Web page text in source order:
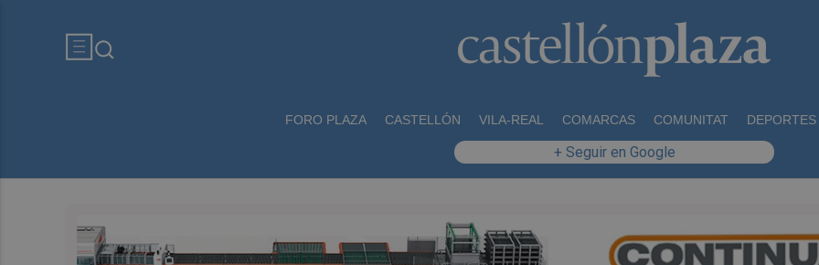
FORO PLAZA CASTELLÓN VILA-REAL COMARCAS COMUNITAT DEPORTES
+ Seguir en Google